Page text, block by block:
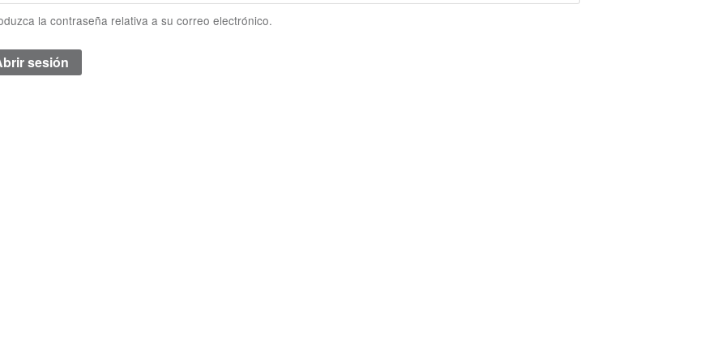
la contraseña relativa a su correo electrónico.